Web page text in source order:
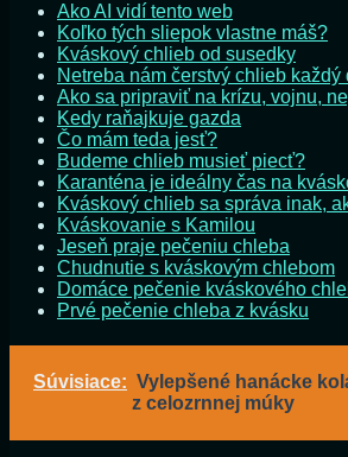
Ako AI vidí tento web
Koľko tých sliepok vlastne máš?
Kváskový chlieb od susedky
Netreba nám čerstvý chlieb každý
Ako sa pripraviť na krízu, vojnu,
Kedy raňajkuje gazda
Čo mám teda jesť?
Budeme chlieb musieť piecť?
Karanténa je ideálny čas na
Kváskový chlieb sa správa inak,
Kváskovanie s Kamilou
Jeseň praje pečeniu chleba
Chudnutie s kváskovým chlebom
Domáce pečenie kváskového
Prvé pečenie chleba z kvásku
Súvisiace: Vylepšené hanácke
z celozrnnej múky